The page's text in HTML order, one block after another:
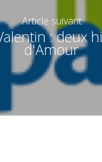
Article suivant
: deux
d'Amour